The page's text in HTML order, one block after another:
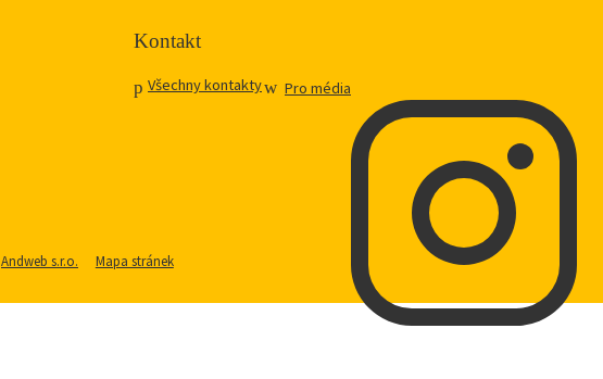
Kontakt
Všechny kontakty Pro média
Andweb s.r.o. Mapa stránek